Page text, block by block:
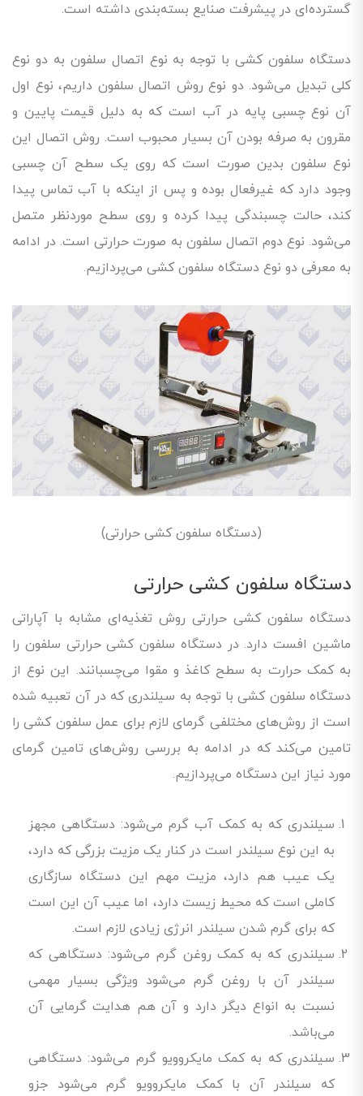
گسترده‌ای در پیشرفت صنایع بسته‌بندی داشته است.
دستگاه سلفون کشی با توجه به نوع اتصال سلفون به دو نوع
کلی تبدیل می‌شود. دو نوع روش اتصال سلفون داریم، نوع اول
آن نوع چسبی پایه در آب است که به دلیل قیمت پایین و
مقرون به صرفه بودن آن بسیار محبوب است. روش اتصال این
نوع سلفون بدین صورت است که روی یک سطح آن چسبی
وجود دارد که غیرفعال بوده و پس از اینکه با آب تماس پیدا
کند، حالت چسبندگی پیدا کرده و روی سطح موردنظر متصل
می‌شود. نوع دوم اتصال سلفون به صورت حرارتی است. در ادامه
به معرفی دو نوع دستگاه سلفون کشی می‌پردازیم.
(دستگاه سلفون کشی حرارتی)
دستگاه سلفون کشی حرارتی
دستگاه سلفون کشی حرارتی روش تغذیه‌ای مشابه با آپاراتی
ماشین افست دارد. در دستگاه سلفون کشی حرارتی سلفون را
به کمک حرارت به سطح کاغذ و مقوا می‌چسبانند. این نوع از
دستگاه سلفون کشی با توجه به سیلندری که در آن تعبیه شده
است از روش‌های مختلفی گرمای لازم برای عمل سلفون کشی را
تامین می‌کند که در ادامه به بررسی روش‌های تامین گرمای
مورد نیاز این دستگاه می‌پردازیم.
سیلندری که به کمک آب گرم می‌شود: دستگاهی مجهز
به این نوع سیلندر است در کنار یک مزیت بزرگی که دارد،
یک عیب هم دارد، مزیت مهم این دستگاه سازگاری
کاملی است که محیط زیست دارد، اما عیب آن این است
که برای گرم شدن سیلندر انرژی زیادی لازم است.
سیلندری که به کمک روغن گرم می‌شود: دستگاهی که
سیلندر آن با روغن گرم می‌شود ویژگی بسیار مهمی
نسبت به انواع دیگر دارد و آن هم هدایت گرمایی آن
می‌باشد.
سیلندری که به کمک مایکروویو گرم می‌شود: دستگاهی
که سیلندر آن با کمک مایکروویو گرم می‌شود جزو